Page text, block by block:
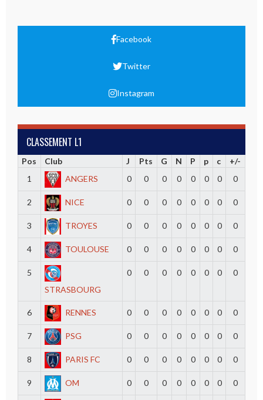
Facebook
Twitter
Instagram
CLASSEMENT L1
Pos Club J Pts G N P p c
+/-
1
ANGERS 0 0 0 0 0 0 0 0
2 NICE 0 0 0 0 0 0 0 0
3 TROYES 0 0 0 0 0 0 0 0
4 TOULOUSE 0 0 0 0 0 0 0 0
5
STRASBOURG
0 0 0 0 0 0 0 0
6 RENNES 0 0 0 0 0 0 0 0
7 PSG 0 0 0 0 0 0 0 0
8 PARIS FC 0 0 0 0 0 0 0 0
9 OM 0 0 0 0 0 0 0 0